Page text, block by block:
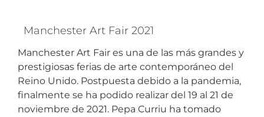
Manchester Art Fair 2021
Manchester Art Fair es una de las más grandes y
prestigiosas ferias de arte contemporáneo del
Reino Unido. Postpuesta debido a la pandemia,
finalmente se ha podido realizar del 19 al 21 de
noviembre de 2021. Pepa Curriu ha tomado